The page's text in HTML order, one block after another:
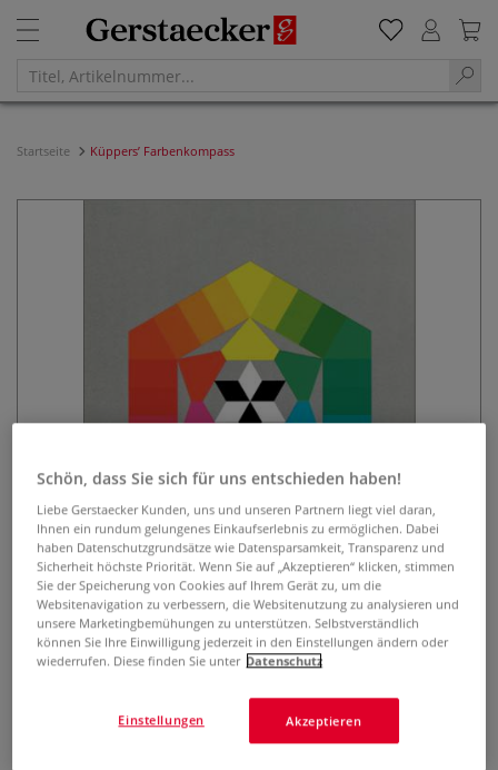
Startseite Küppers’ Farbenkompass
Küppers’ Farbenkompass
0 Bewertungen
Schön, dass Sie sich für uns entschieden haben!
Liebe Gerstaecker Kunden, uns und unseren Partnern liegt viel daran,
Ihnen ein rundum gelungenes Einkaufserlebnis zu ermöglichen. Dabei
haben Datenschutzgrundsätze wie Datensparsamkeit, Transparenz und
Sicherheit höchste Priorität. Wenn Sie auf „Akzeptieren“ klicken, stimmen
Sie der Speicherung von Cookies auf Ihrem Gerät zu, um die
Websitenavigation zu verbessern, die Websitenutzung zu analysieren und
unsere Marketingbemühungen zu unterstützen. Selbstverständlich
können Sie Ihre Einwilligung jederzeit in den Einstellungen ändern oder
wiederrufen. Diese finden Sie unter Datenschutz
Akzeptieren
Einstellungen